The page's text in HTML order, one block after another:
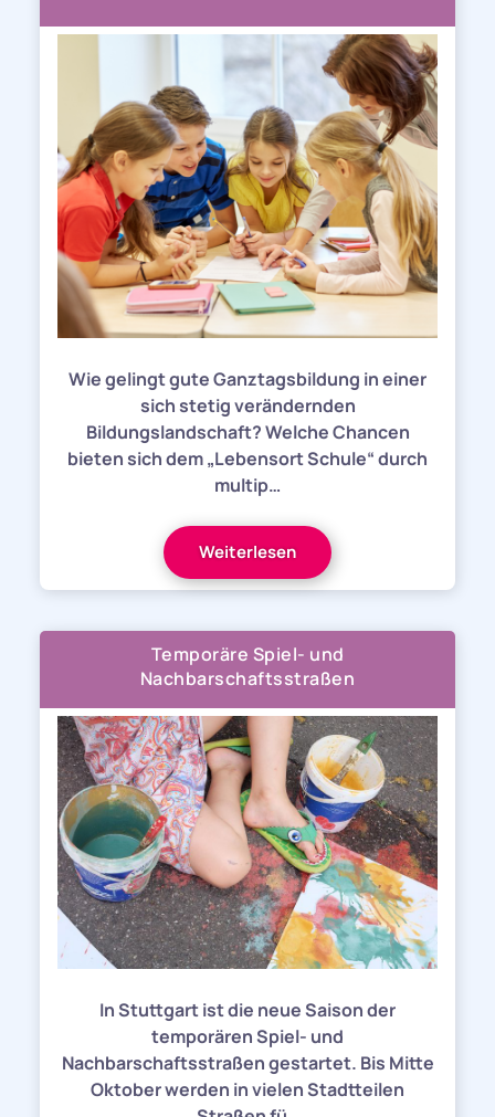
Wie gelingt gute Ganztagsbildung in einer
sich stetig verändernden
Bildungslandschaft? Welche Chancen
bieten sich dem „Lebensort Schule“ durch
multip…
Weiterlesen
Temporäre Spiel- und
Nachbarschaftsstraßen
In Stuttgart ist die neue Saison der
temporären Spiel- und
Nachbarschaftsstraßen gestartet. Bis Mitte
Oktober werden in vielen Stadtteilen